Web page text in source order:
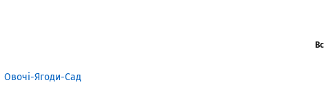
Овочі-Ягоди-Сад